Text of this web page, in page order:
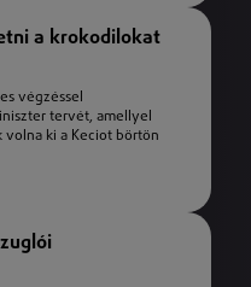
a krokodilokat
végzéssel
tervét, amellyel
volna ki a Keciot börtön